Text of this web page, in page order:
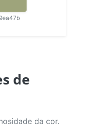
de
da cor.